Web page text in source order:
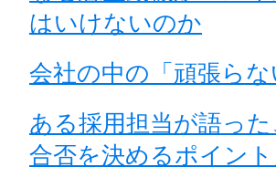
はいけないのか
会社の中の「頑張ら
ある採用担当が語っ
合否を決めるポイン